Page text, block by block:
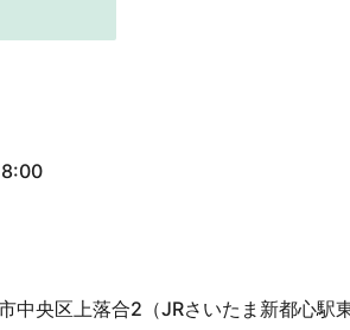
中央区上落合2（JRさいたま新都心駅